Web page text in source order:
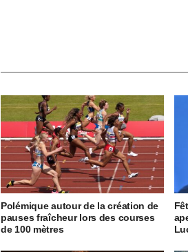
Polémique autour de la création de
pauses fraîcheur lors des courses
de 100 mètres